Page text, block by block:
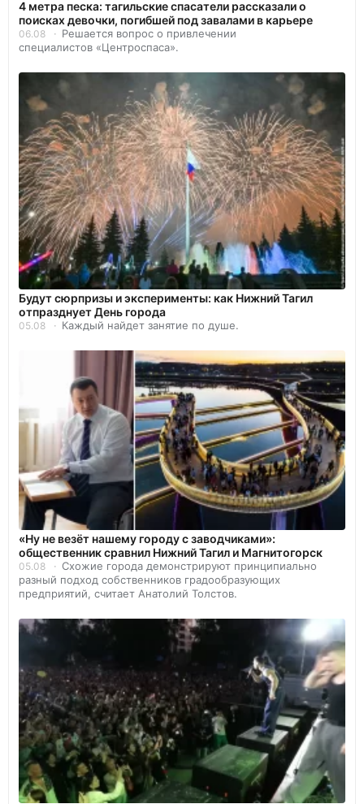
4 метра песка: тагильские спасатели рассказали о
поисках девочки, погибшей под завалами в карьере
06.08
Решается вопрос о привлечении
специалистов «Центроспаса».
Будут сюрпризы и эксперименты: как Нижний Тагил
отпразднует День города
05.08 Каждый найдет занятие по душе.
«Ну не везёт нашему городу с заводчиками»:
общественник сравнил Нижний Тагил и Магнитогорск
05.08
Схожие города демонстрируют принципиально
разный подход собственников градообразующих
предприятий, считает Анатолий Толстов.